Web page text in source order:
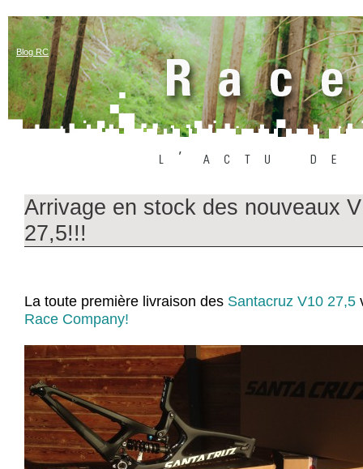
Blog RC
Arrivage en stock des nouveaux
27,5!!!
La toute première livraison des Santacruz V10 27,5
Race Company!